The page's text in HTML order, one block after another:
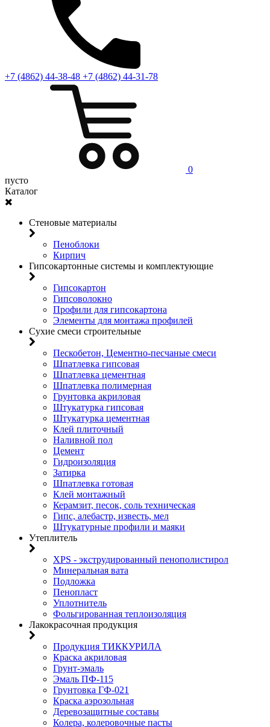
+7 (4862) 44-38-48 +7 (4862) 44-31-78
0
пусто
Каталог
Стеновые материалы
Пеноблоки
Кирпич
Гипсокартонные системы и комплектующие
Гипсокартон
Гипсоволокно
Профили для гипсокартона
Элементы для монтажа профилей
Сухие смеси строительные
Пескобетон, Цементно-песчаные смеси
Шпатлевка гипсовая
Шпатлевка цементная
Шпатлевка полимерная
Грунтовка акриловая
Штукатурка гипсовая
Штукатурка цементная
Клей плиточный
Наливной пол
Цемент
Гидроизоляция
Затирка
Шпатлевка готовая
Клей монтажный
Керамзит, песок, соль техническая
Гипс, алебастр, известь, мел
Штукатурные профили и маяки
Утеплитель
XPS - экструдированный пенополистирол
Минеральная вата
Подложка
Пенопласт
Уплотнитель
Фольгированная теплоизоляция
Лакокрасочная продукция
Продукция ТИККУРИЛА
Краска акриловая
Грунт-эмаль
Эмаль ПФ-115
Грунтовка ГФ-021
Краска аэрозольная
Деревозащитные составы
Колера, колеровочные пасты